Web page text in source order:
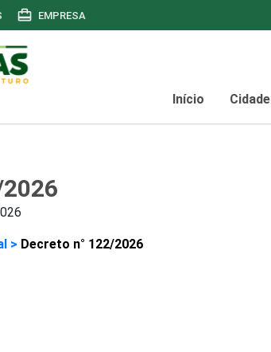
card_travel EMPRESA
Início Cidade
> Decreto n° 122/2026